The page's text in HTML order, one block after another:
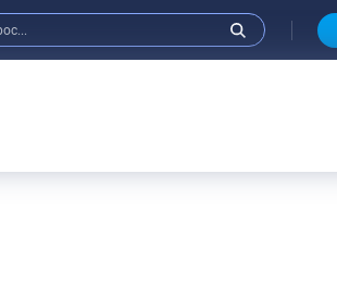
Анонсы